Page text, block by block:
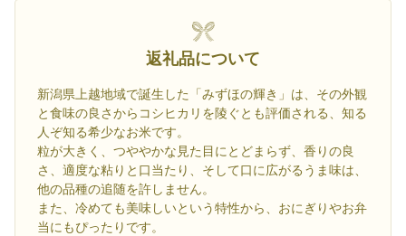
返礼品について
新潟県上越地域で誕生した「みずほの輝き」は、その外観
と食味の良さからコシヒカリを陵ぐとも評価される、知る
人ぞ知る希少なお米です。
粒が大きく、つややかな見た目にとどまらず、香りの良
さ、適度な粘りと口当たり、そして口に広がるうま味は、
他の品種の追随を許しません。
また、冷めても美味しいという特性から、おにぎりやお弁
当にもぴったりです。